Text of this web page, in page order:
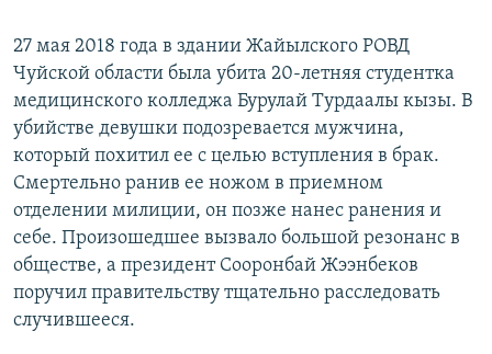
27 мая 2018 года в здании Жайылского РОВД
Чуйской области была убита 20-летняя студентка
медицинского колледжа Бурулай Турдаалы кызы. В
убийстве девушки подозревается мужчина,
который похитил ее с целью вступления в брак.
Смертельно ранив ее ножом в приемном
отделении милиции, он позже нанес ранения и
себе. Произошедшее вызвало большой резонанс в
обществе, а президент Сооронбай Жээнбеков
поручил правительству тщательно расследовать
случившееся.